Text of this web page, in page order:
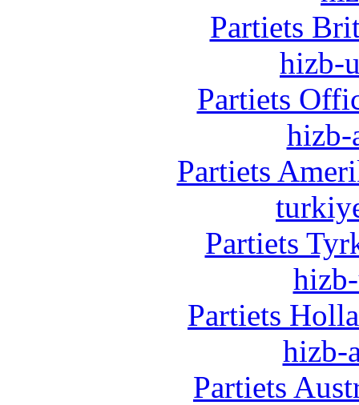
Partiets
hizb-
Partiets
hizb-
Partiets
Partiets
Partiets
hizb-
Partiets